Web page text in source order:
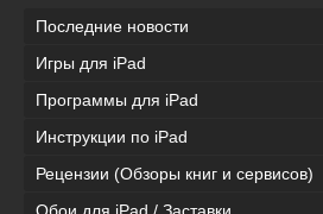
Последние новости
Игры для iPad
Программы для iPad
Инструкции по iPad
Рецензии (Обзоры книг и сервисов)
Обои для iPad / Заставки